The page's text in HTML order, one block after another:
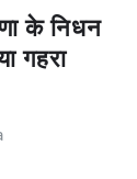
के निधन
गहरा